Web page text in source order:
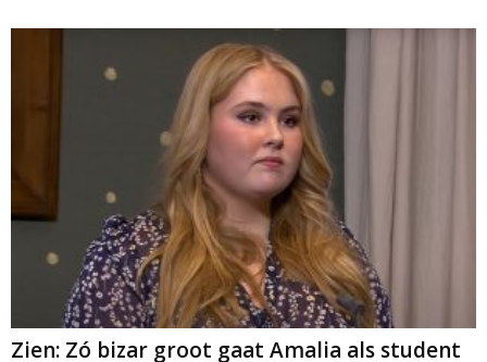
Zien: Zó bizar groot gaat Amalia als student